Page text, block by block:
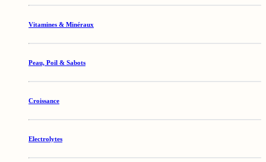
Vitamines & Minéraux
Peau, Poil & Sabots
Croissance
Electrolytes